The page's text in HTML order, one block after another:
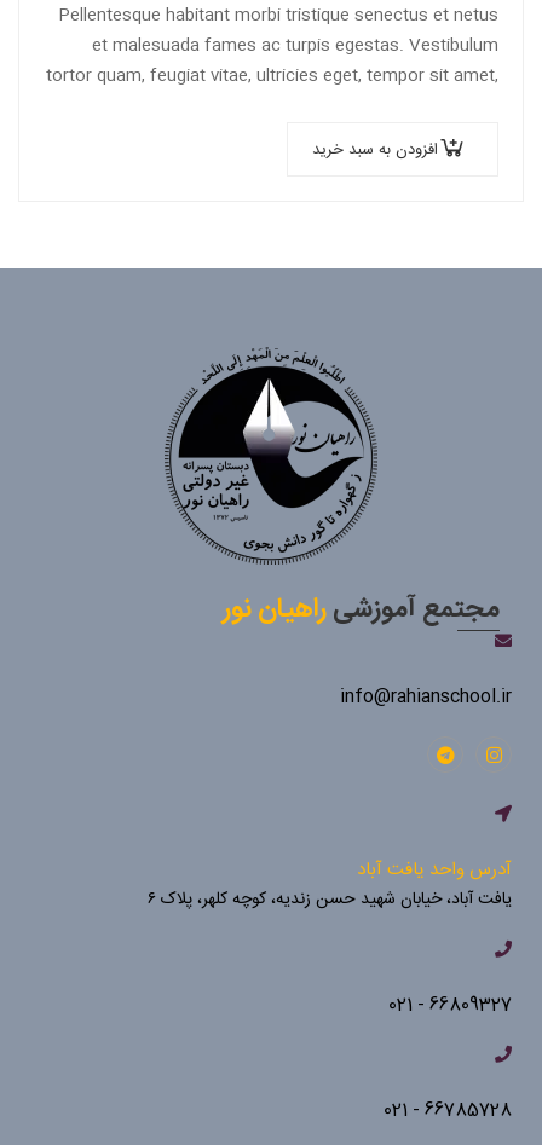
Pellentesque habitant morbi tristique senectus et netus
et malesuada fames ac turpis egestas. Vestibulum
tortor quam, feugiat vitae, ultricies eget, tempor sit amet,
افزودن به سبد خرید
مجتمع آموزشیراهیان نور
info@rahianschool.ir
آدرس واحد یافت آباد
یافت آباد، خیابان شهید حسن زندیه، کوچه کلهر، پلاک ۶
66809327 - 021
66785728 - 021